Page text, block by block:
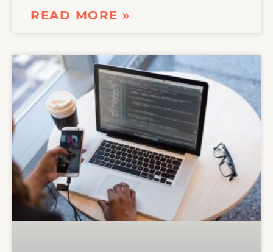
READ MORE »